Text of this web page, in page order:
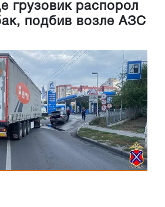
грузовик распорол
подбив возле АЗС